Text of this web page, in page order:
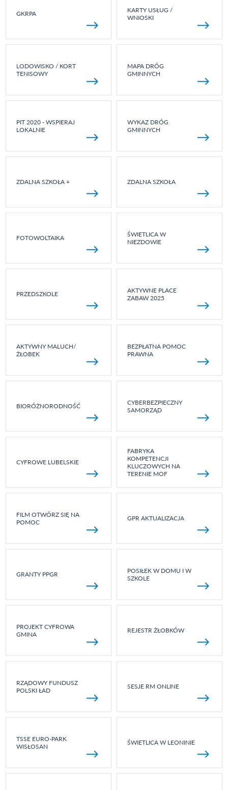
GKRPA
KARTY USŁUG /
WNIOSKI
LODOWISKO / KORT
TENISOWY
MAPA DRÓG
GMINNYCH
PIT 2020 - WSPIERAJ
LOKALNIE
WYKAZ DRÓG
GMINNYCH
ZDALNA SZKOŁA + ZDALNA SZKOŁA
FOTOWOLTAIKA
ŚWIETLICA W
NIEZDOWIE
PRZEDSZKOLE
AKTYWNE PLACE
ZABAW 2025
AKTYWNY MALUCH/
ŻŁOBEK
BEZPŁATNA POMOC
PRAWNA
BIORÓŻNORODNOŚĆ
CYBERBEZPIECZNY
SAMORZĄD
CYFROWE LUBELSKIE
FABRYKA
KOMPETENCJI
KLUCZOWYCH NA
TERENIE MOF
FILM OTWÓRZ SIĘ NA
POMOC
GPR AKTUALIZACJA
GRANTY PPGR
POSIŁEK W DOMU I W
SZKOLE
PROJEKT CYFROWA
GMINA
REJESTR ŻŁOBKÓW
RZĄDOWY FUNDUSZ
POLSKI ŁAD
SESJE RM ONLINE
TSSE EURO-PARK
WISŁOSAN
ŚWIETLICA W LEONINIE